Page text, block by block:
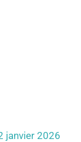
janvier 2026